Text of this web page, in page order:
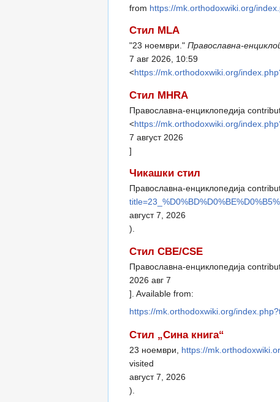
from https://mk.orthodoxwiki.org/
Стил MLA
"23 ноември." Православна-
7 авг 2026, 10:59
<https://mk.orthodoxwiki.org/
Стил MHRA
Православна-енциклопедија
<https://mk.orthodoxwiki.org/
7 август 2026
]
Чикашки стил
Православна-енциклопедија
август 7, 2026
).
Стил CBE/CSE
Православна-енциклопедија
2026 авг 7
]. Available from:
https://mk.orthodoxwiki.org/
Стил „Сина книга“
23 ноември, https://
visited
август 7, 2026
).